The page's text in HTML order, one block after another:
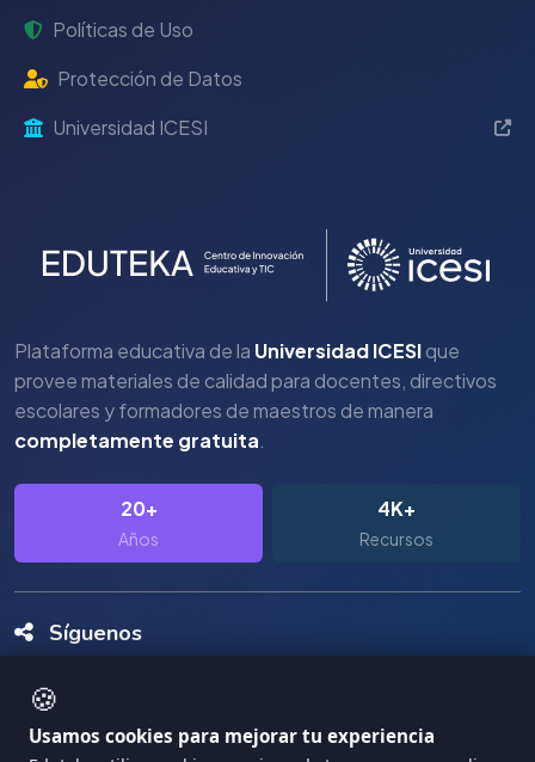
🍪
Usamos cookies para mejorar tu experiencia
Políticas de Uso
Protección de Datos
Universidad ICESI
Plataforma educativa de la Universidad ICESIque
provee materiales de calidad para docentes, directivos
escolares y formadores de maestros de manera
completamente gratuita.
20+
Años
4K+
Recursos
Síguenos